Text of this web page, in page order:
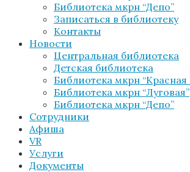
Библиотека мкрн “Депо”
Записаться в библиотеку
Контакты
Новости
Центральная библиотека
Детская библиотека
Библиотека мкрн “Красная
Библиотека мкрн “Луговая”
Библиотека мкрн “Депо”
Сотрудники
Афиша
VR
Услуги
Документы